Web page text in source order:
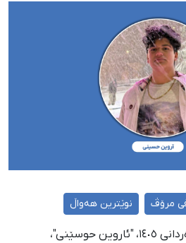
مرۆڤ نوێترین هەواڵ
ڕۆژی دووشەممە ١٨ی جۆزەردانی ١٤٠٥، "ئاروین حوسێنی"،